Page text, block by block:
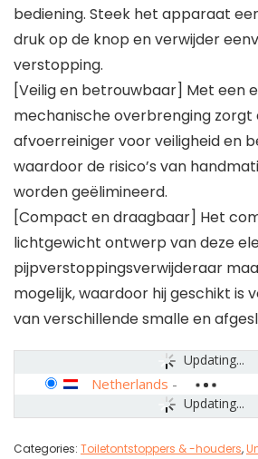
bediening. Steek het apparaat
druk op de knop en verwijder
verstopping.
[Veilig en betrouwbaar] Met een
mechanische overbrenging zorgt
afvoerreiniger voor veiligheid en
waardoor de risico’s van
worden geëlimineerd.
[Compact en draagbaar] Het
lichtgewicht ontwerp van deze
pijpverstoppingsverwijderaar
mogelijk, waardoor hij geschikt is
van verschillende smalle en
Updating...
Updating...
Netherlands -
Categories: Toiletontstoppers & -houders,